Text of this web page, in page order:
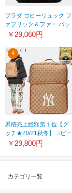
プラダ コピーリュック フ
ァブリック＆ファー バッ
クパック
￥29,060円
4
累積売上総額第１位【グ
ッチ★20/21秋冬】コピー
MEDIUM BACKPACK
￥29,800円
カテゴリ一覧